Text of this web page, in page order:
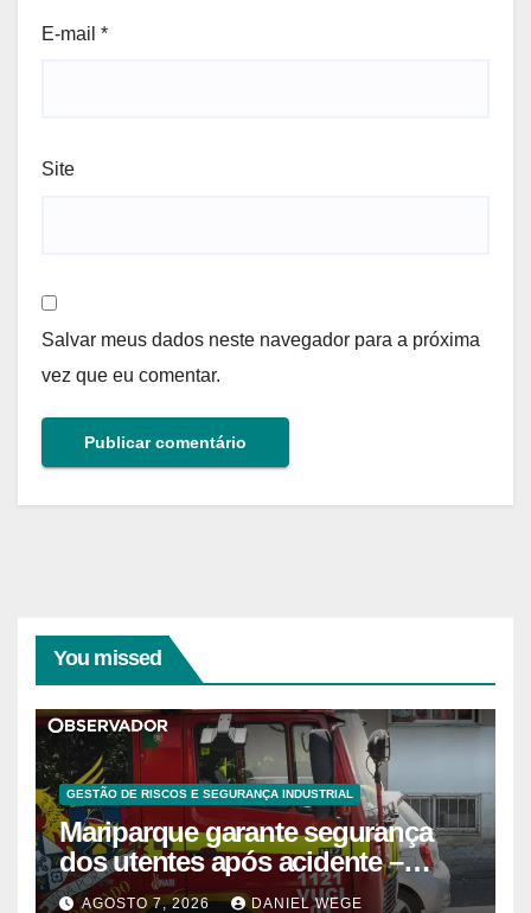
E-mail *
Site
Salvar meus dados neste navegador para a próxima
vez que eu comentar.
You missed
GESTÃO DE RISCOS E SEGURANÇA INDUSTRIAL
Mariparque garante segurança
dos utentes após acidente –
Observador
AGOSTO 7, 2026 DANIEL WEGE